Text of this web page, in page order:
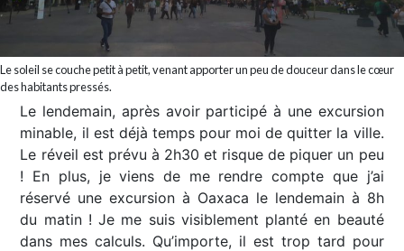
Le soleil se couche petit à petit, venant apporter un peu de douceur dans le cœur
des habitants pressés.
Le lendemain, après avoir participé à une excursion
minable, il est déjà temps pour moi de quitter la ville.
Le réveil est prévu à 2h30 et risque de piquer un peu
! En plus, je viens de me rendre compte que j’ai
réservé une excursion à Oaxaca le lendemain à 8h
du matin ! Je me suis visiblement planté en beauté
dans mes calculs. Qu’importe, il est trop tard pour